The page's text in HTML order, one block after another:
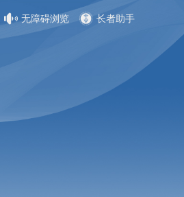
无障碍浏览 长者助手